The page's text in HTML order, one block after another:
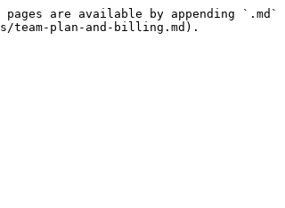
are available by appending `.md`
team-plan-and-billing.md).